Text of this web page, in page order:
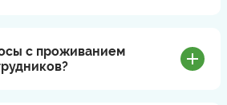
с проживанием